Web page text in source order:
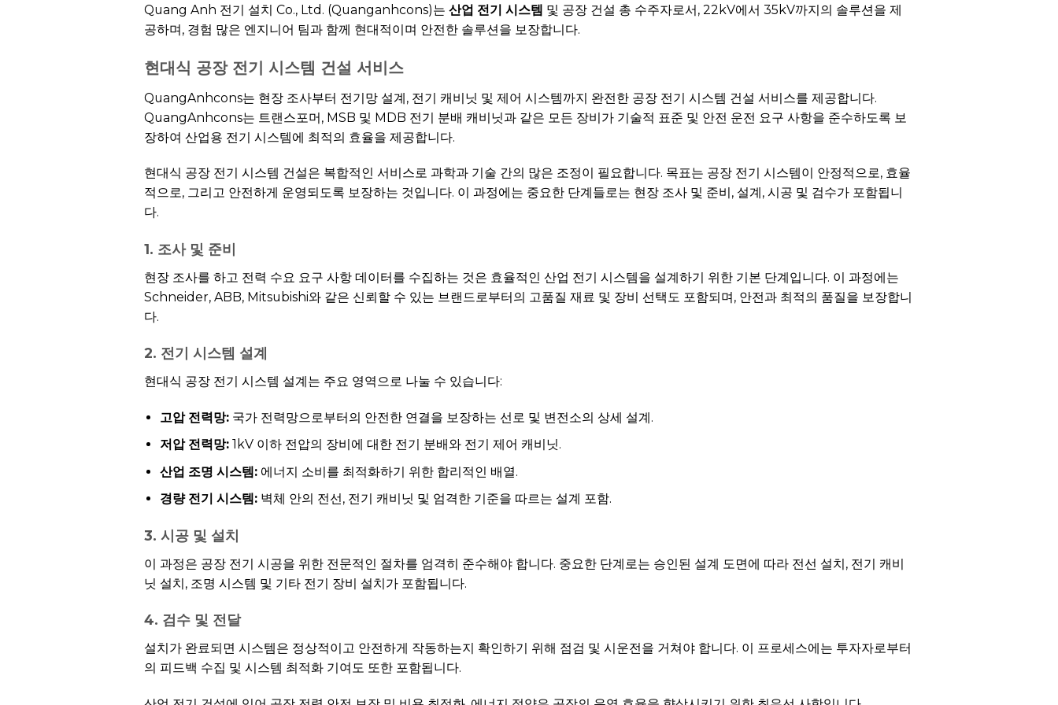
Quang Anh 전기 설치 Co., Ltd. (Quanganhcons)는 산업 전기 시스템 및 공장 건설 총 수주자로서, 22kV에서 35kV까지의 솔루션을 제
공하며, 경험 많은 엔지니어 팀과 함께 현대적이며 안전한 솔루션을 보장합니다.
현대식 공장 전기 시스템 건설 서비스
QuangAnhcons는 현장 조사부터 전기망 설계, 전기 캐비닛 및 제어 시스템까지 완전한 공장 전기 시스템 건설 서비스를 제공합니다.
QuangAnhcons는 트랜스포머, MSB 및 MDB 전기 분배 캐비닛과 같은 모든 장비가 기술적 표준 및 안전 운전 요구 사항을 준수하도록 보
장하여 산업용 전기 시스템에 최적의 효율을 제공합니다.
현대식 공장 전기 시스템 건설은 복합적인 서비스로 과학과 기술 간의 많은 조정이 필요합니다. 목표는 공장 전기 시스템이 안정적으로, 효율
적으로, 그리고 안전하게 운영되도록 보장하는 것입니다. 이 과정에는 중요한 단계들로는 현장 조사 및 준비, 설계, 시공 및 검수가 포함됩니
다.
1. 조사 및 준비
현장 조사를 하고 전력 수요 요구 사항 데이터를 수집하는 것은 효율적인 산업 전기 시스템을 설계하기 위한 기본 단계입니다. 이 과정에는
Schneider, ABB, Mitsubishi와 같은 신뢰할 수 있는 브랜드로부터의 고품질 재료 및 장비 선택도 포함되며, 안전과 최적의 품질을 보장합니
다.
2. 전기 시스템 설계
현대식 공장 전기 시스템 설계는 주요 영역으로 나눌 수 있습니다:
고압 전력망: 국가 전력망으로부터의 안전한 연결을 보장하는 선로 및 변전소의 상세 설계.
저압 전력망: 1kV 이하 전압의 장비에 대한 전기 분배와 전기 제어 캐비닛.
산업 조명 시스템: 에너지 소비를 최적화하기 위한 합리적인 배열.
경량 전기 시스템: 벽체 안의 전선, 전기 캐비닛 및 엄격한 기준을 따르는 설계 포함.
3. 시공 및 설치
이 과정은 공장 전기 시공을 위한 전문적인 절차를 엄격히 준수해야 합니다. 중요한 단계로는 승인된 설계 도면에 따라 전선 설치, 전기 캐비
닛 설치, 조명 시스템 및 기타 전기 장비 설치가 포함됩니다.
4. 검수 및 전달
설치가 완료되면 시스템은 정상적이고 안전하게 작동하는지 확인하기 위해 점검 및 시운전을 거쳐야 합니다. 이 프로세스에는 투자자로부터
의 피드백 수집 및 시스템 최적화 기여도 또한 포함됩니다.